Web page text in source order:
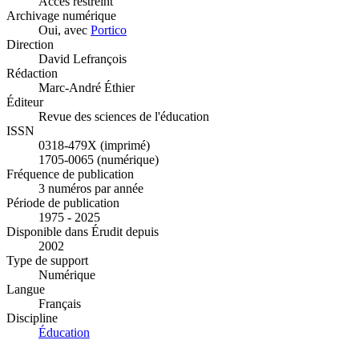
Archivage numérique
Oui, avec Portico
Direction
David Lefrançois
Rédaction
Marc-André Éthier
Éditeur
Revue des sciences de l'éducation
ISSN
0318-479X (imprimé)
1705-0065 (numérique)
Fréquence de publication
3 numéros par année
Période de publication
1975 - 2025
Disponible dans Érudit depuis
2002
Type de support
Numérique
Langue
Français
Discipline
Éducation